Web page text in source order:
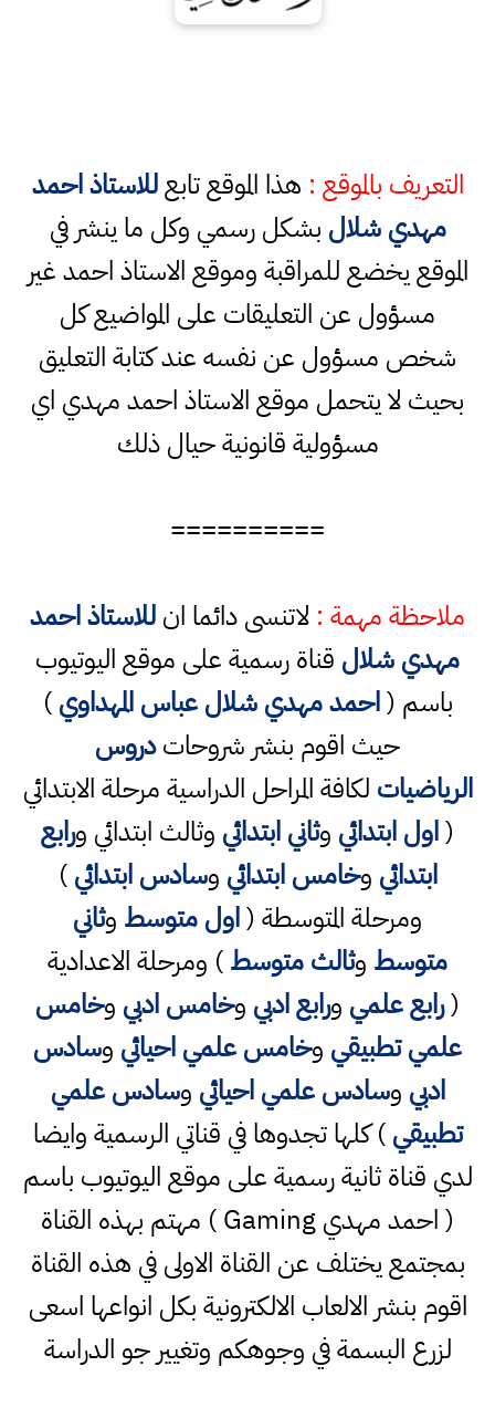
التعريف بالموقع : هذا الموقع تابعللاستاذ احمد
مهدي شلال بشكل رسمي وكل ما ينشر في
الموقع يخضع للمراقبة وموقع الاستاذ احمد غير
مسؤول عن التعليقات على المواضيع كل
شخص مسؤول عن نفسه عند كتابة التعليق
بحيث لا يتحمل موقع الاستاذ احمد مهدي اي
مسؤولية قانونية حيال ذلك
==========
ملاحظة مهمة : لاتنسى دائما انللاستاذ احمد
مهدي شلال قناة رسمية على موقع اليوتيوب
باسم (احمد مهدي شلال عباس المهداوي)
حيث اقوم بنشر شروحاتدروس
الرياضيات لكافة المراحل الدراسية مرحلة الابتدائي
(اول ابتدائي وثاني ابتدائي وثالث ابتدائي ورابع
ابتدائي وخامس ابتدائي وسادس ابتدائي)
ومرحلة المتوسطة (اول متوسط وثاني
متوسط وثالث متوسط) ومرحلة الاعدادية
(رابع علمي ورابع ادبي وخامس ادبي وخامس
علمي تطبيقي وخامس علمي احيائي وسادس
ادبي وسادس علمي احيائي وسادس علمي
تطبيقي) كلها تجدوها في قناتي الرسمية وايضا
لدي قناة ثانية رسمية على موقع اليوتيوب باسم
( احمد مهدي Gaming ) مهتم بهذه القناة
بمجتمع يختلف عن القناة الاولى في هذه القناة
اقوم بنشر الالعاب الالكترونية بكل انواعها اسعى
لزرع البسمة في وجوهكم وتغيير جو الدراسة